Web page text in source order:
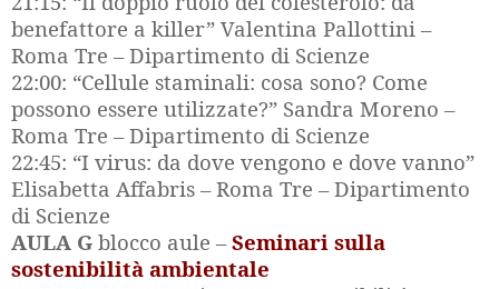
benefattore a killer” Valentina Pallottini –
Roma Tre – Dipartimento di Scienze
22:00: “Cellule staminali: cosa sono? Come
possono essere utilizzate?” Sandra Moreno –
Roma Tre – Dipartimento di Scienze
22:45: “I virus: da dove vengono e dove vanno”
Elisabetta Affabris – Roma Tre – Dipartimento
di Scienze
AULA G blocco aule –Seminari sulla
sostenibilità ambientale